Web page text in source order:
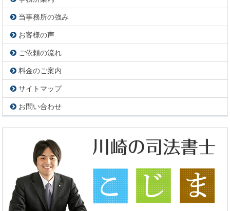
当事務所の強み
お客様の声
ご依頼の流れ
料金のご案内
サイトマップ
お問い合わせ